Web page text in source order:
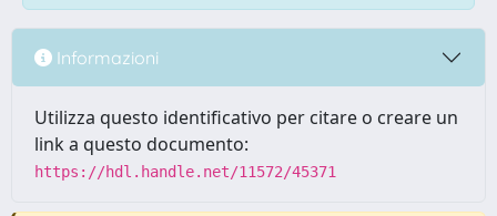
Informazioni
Utilizza questo identificativo per citare o creare un
link a questo documento:
https://hdl.handle.net/11572/45371